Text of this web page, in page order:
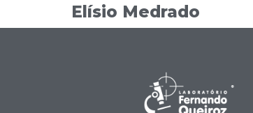
Elísio Medrado